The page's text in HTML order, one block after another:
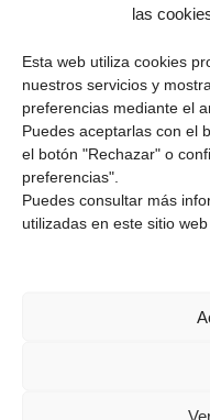
las
Esta web utiliza cookies
nuestros servicios y
preferencias mediante el
Puedes aceptarlas con el
el botón "Rechazar" o
preferencias".
Puedes consultar más
utilizadas en este sitio